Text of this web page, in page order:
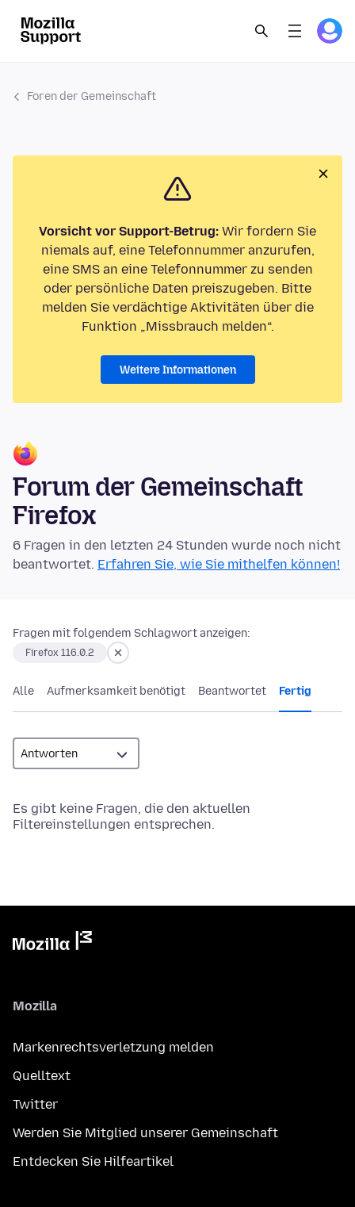
Foren der Gemeinschaft
Vorsicht vor Support-Betrug: Wir fordern Sie
niemals auf, eine Telefonnummer anzurufen,
eine SMS an eine Telefonnummer zu senden
oder persönliche Daten preiszugeben. Bitte
melden Sie verdächtige Aktivitäten über die
Funktion „Missbrauch melden“.
Weitere Informationen
Forum der Gemeinschaft
Firefox
6 Fragen in den letzten 24 Stunden wurde noch nicht
beantwortet. Erfahren Sie, wie Sie mithelfen können!
Fragen mit folgendem Schlagwort anzeigen:
Firefox 116.0.2
Alle Aufmerksamkeit benötigt Beantwortet Fertig
Es gibt keine Fragen, die den aktuellen
Filtereinstellungen entsprechen.
Mozilla
Markenrechtsverletzung melden
Quelltext
Twitter
Werden Sie Mitglied unserer Gemeinschaft
Entdecken Sie Hilfeartikel